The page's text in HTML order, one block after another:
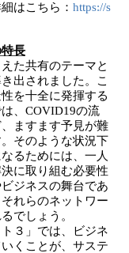
はこちら： https://s
長
た共有のテーマと
出されました。こ
を十全に発揮する
、COVID19の流
ますます予見が難
そのような状況下
るためには、一人
に取り組む必要性
ジネスの舞台であ
れらのネットワー
でしょう。
３」では、ビジネ
くことが、サステ